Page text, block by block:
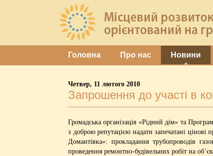
Головна Про нас Новини
Четвер, 11 лютого 2010
Запрошення до участі в
Громадська організація «Рідний дім» та
з доброю репутацією надати запечатані
Домантівка»: прокладання трубопроводів
проведення ремонтно-будівельних робіт на